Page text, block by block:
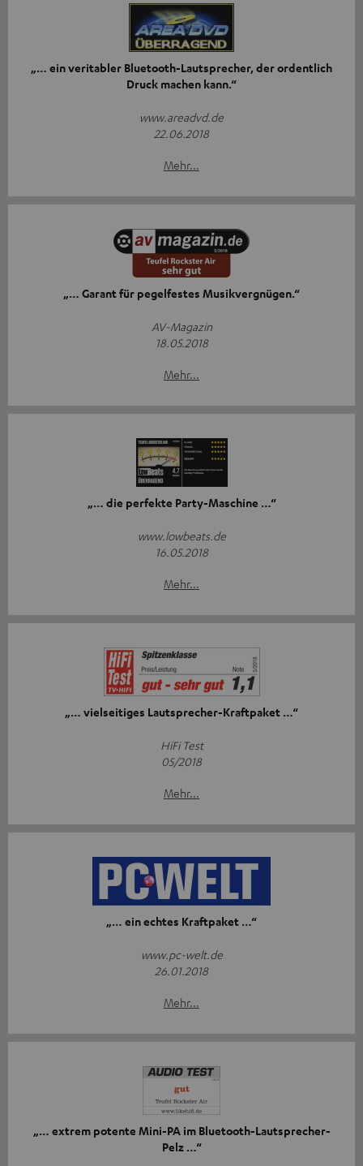
„… ein veritabler Bluetooth-Lautsprecher, der ordentlich
Druck machen kann.“
www.areadvd.de
22.06.2018
Mehr...
„… Garant für pegelfestes Musikvergnügen.“
AV-Magazin
18.05.2018
Mehr...
„… die perfekte Party-Maschine …“
www.lowbeats.de
16.05.2018
Mehr...
„… vielseitiges Lautsprecher-Kraftpaket …“
HiFi Test
05/2018
Mehr...
„… ein echtes Kraftpaket …“
www.pc-welt.de
26.01.2018
Mehr...
„… extrem potente Mini-PA im Bluetooth-Lautsprecher-
Pelz …“